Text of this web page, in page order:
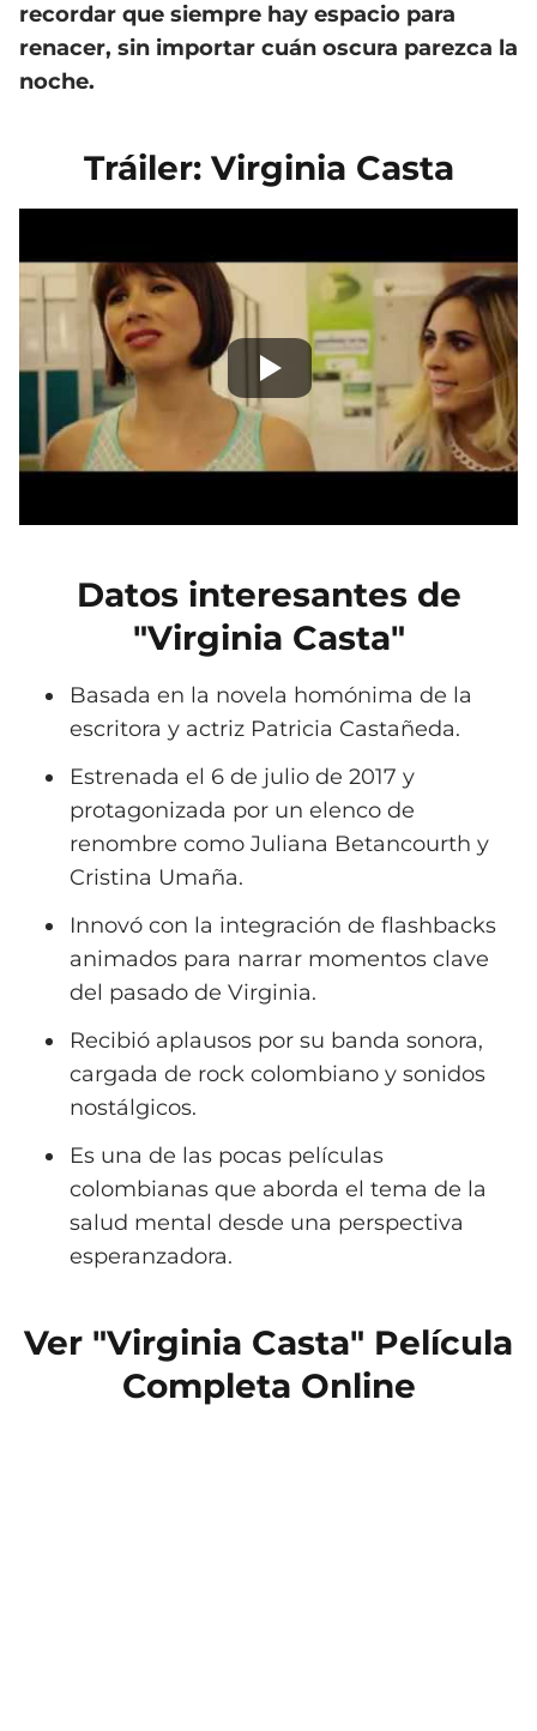
recordar que siempre hay espacio para
renacer, sin importar cuán oscura parezca la
noche.
Tráiler: Virginia Casta
Datos interesantes de
"Virginia Casta"
Basada en la novela homónima de la
escritora y actriz Patricia Castañeda.
Estrenada el 6 de julio de 2017 y
protagonizada por un elenco de
renombre como Juliana Betancourth y
Cristina Umaña.
Innovó con la integración de flashbacks
animados para narrar momentos clave
del pasado de Virginia.
Recibió aplausos por su banda sonora,
cargada de rock colombiano y sonidos
nostálgicos.
Es una de las pocas películas
colombianas que aborda el tema de la
salud mental desde una perspectiva
esperanzadora.
Ver "Virginia Casta" Película
Completa Online